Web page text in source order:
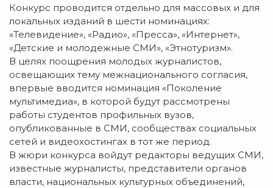
Конкурс проводится отдельно для массовых и для
локальных изданий в шести номинациях:
«Телевидение», «Радио», «Пресса», «Интернет»,
«Детские и молодежные СМИ», «Этнотуризм».
В целях поощрения молодых журналистов,
освещающих тему межнационального согласия,
впервые вводится номинация «Поколение
мультимедиа», в которой будут рассмотрены
работы студентов профильных вузов,
опубликованные в СМИ, сообществах социальных
сетей и видеохостингах в тот же период.
В жюри конкурса войдут редакторы ведущих СМИ,
известные журналисты, представители органов
власти, национальных культурных объединений,